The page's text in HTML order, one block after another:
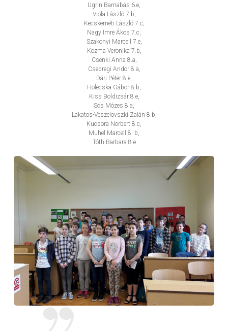
Ugrin Barnabás 6.e,
Viola László 7.b,
Kecskeméti László 7.c,
Nagy Imre Ákos 7.c,
Szakonyi Marcell 7.e,
Kozma Veronika 7.b,
Csenki Anna 8.a,
Csepregi Andor 8.a,
Dári Péter 8.e,
Holecska Gábor 8.b,
Kiss Boldizsár 8.e,
Sós Mózes 8.a,
Lakatos-Veszelovszki Zalán 8.b,
Kucsora Norbert 8.c,
Muhel Marcell 8. b,
Tóth Barbara 8.e